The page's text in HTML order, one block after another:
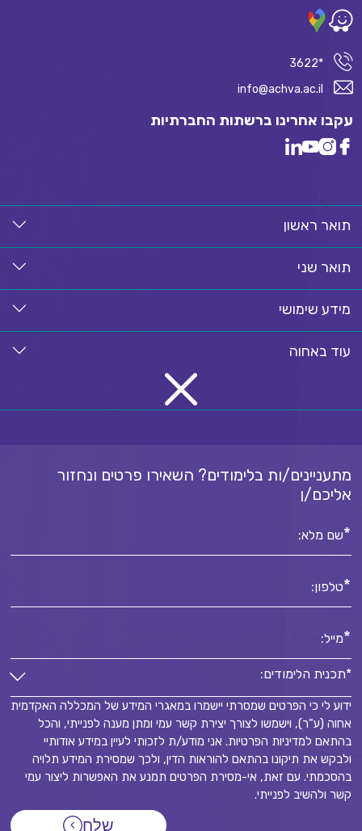
*3622
info@achva.ac.il
עקבו אחרינו ברשתות החברתיות
תואר ראשון
תואר שני
מידע שימושי
עוד באחוה
מתעניינים/ות בלימודים? השאירו פרטים ונחזור
אליכם/ן
שם מלא:*
טלפון:*
מייל:*
*תכנית הלימודים:
*
*תכנית הלימודים:
ידוע לי כי הפרטים שמסרתי יישמרו במאגרי המידע של המכללה האקדמית
אחוה (ע"ר), וישמשו לצורך יצירת קשר עמי ומתן מענה לפנייתי, והכל
בהתאם למדיניות הפרטיות. אני מודע/ת לזכותי לעיין במידע אודותיי
ולבקש את תיקונו בהתאם להוראות הדין, ולכך שמסירת המידע תלויה
בהסכמתי. עם זאת, אי-מסירת הפרטים תמנע את האפשרות ליצור עמי
קשר ולהשיב לפנייתי.
שלח